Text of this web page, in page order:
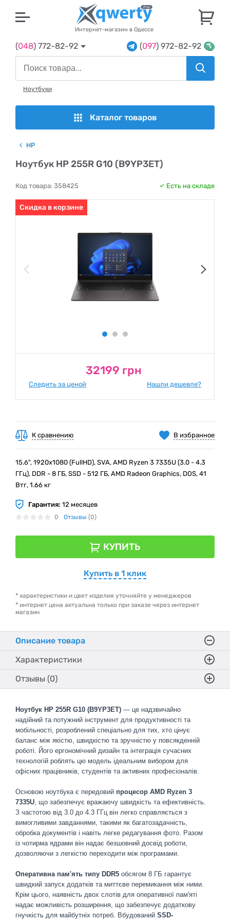
Интернет-магазин в Одессе
(048) 772-82-92 (097) 972-82-92
Ноутбуки
Каталог товаров
HP
Ноутбук HP 255R G10 (B9YP3ET)
Код товара: 358425 Есть на складе
Скидка в корзине
32199 грн
Следить за ценой Нашли дешевле?
В избранное
К сравнению
15.6", 1920х1080 (FullHD), SVA, AMD Ryzen 3 7335U (3.0 - 4.3
ГГц), DDR - 8 ГБ, SSD - 512 ГБ, AMD Radeon Graphics, DOS, 41
Втг, 1.66 кг
Гарантия: 12 месяцев
0 Отзывы (0)
КУПИТЬ
Купить в 1 клик
* характеристики и цвет изделия уточняйте у менеджеров
* интернет цена актуальна только при заказе через интернет
магазин
Описание товара
Характеристики
Отзывы (0)
Ноутбук HP 255R G10 (B9YP3ET) — це надзвичайно
надійний та потужний інструмент для продуктивності та
мобільності, розроблений спеціально для тих, хто цінує
баланс між якістю, швидкістю та зручністю у повсякденній
роботі. Його ергономічний дизайн та інтеграція сучасних
технологій роблять цю модель ідеальним вибором для
офісних працівників, студентів та активних професіоналів.
Основою ноутбука є передовий процесор AMD Ryzen 3
7335U, що забезпечує вражаючу швидкість та ефективність.
З частотою від 3.0 до 4.3 ГГц він легко справляється з
вимогливими завданнями, такими як багатозадачність,
обробка документів і навіть легке редагування фото. Разом
із чотирма ядрами він надає безшовний досвід роботи,
дозволяючи з легкістю переходити між програмами.
Оперативна пам'ять типу DDR5 обсягом 8 ГБ гарантує
швидкий запуск додатків та миттєве перемикання між ними.
Крім цього, наявність двох слотів для оперативної пам'яті
надає можливість розширення, що забезпечує додаткову
гнучкість для майбутніх потреб. Вбудований SSD-